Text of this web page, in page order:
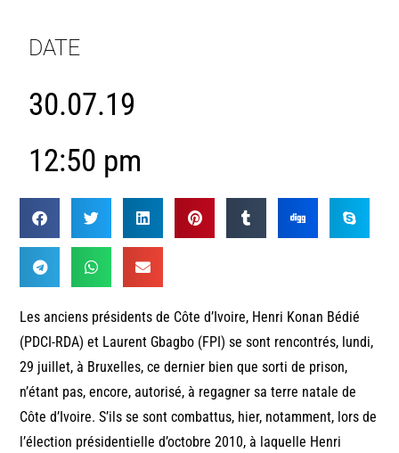
DATE
30.07.19
12:50 pm
Les anciens présidents de Côte d’Ivoire, Henri Konan Bédié
(PDCI-RDA) et Laurent Gbagbo (FPI) se sont rencontrés, lundi,
29 juillet, à Bruxelles, ce dernier bien que sorti de prison,
n’étant pas, encore, autorisé, à regagner sa terre natale de
Côte d’Ivoire. S’ils se sont combattus, hier, notamment, lors de
l’élection présidentielle d’octobre 2010, à laquelle Henri